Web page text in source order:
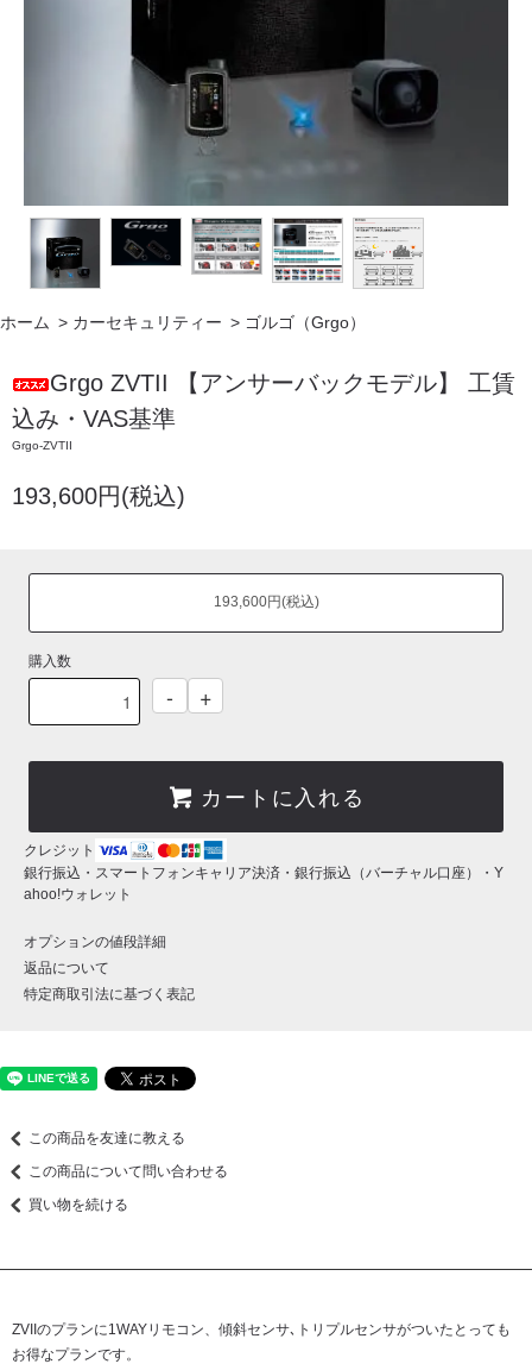
ホーム > カーセキュリティー > ゴルゴ（Grgo）
Grgo ZVTII 【アンサーバックモデル】 工賃
込み・VAS基準
Grgo-ZVTII
193,600円(税込)
193,600円(税込)
購入数
- +
カートに入れる
クレジット
銀行振込・スマートフォンキャリア決済・銀行振込（バーチャル口座）・Y
ahoo!ウォレット
オプションの値段詳細
返品について
特定商取引法に基づく表記
この商品を友達に教える
この商品について問い合わせる
買い物を続ける
ZVIIのプランに1WAYリモコン、傾斜センサ､トリプルセンサがついたとっても
お得なプランです。